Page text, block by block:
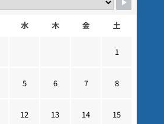
水 木 金 土
1
5 6 7 8
12 13 14 15